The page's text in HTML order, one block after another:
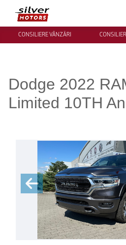
CONSILIERE VÂNZĂRI
Dodge 2022
Limited 10TH